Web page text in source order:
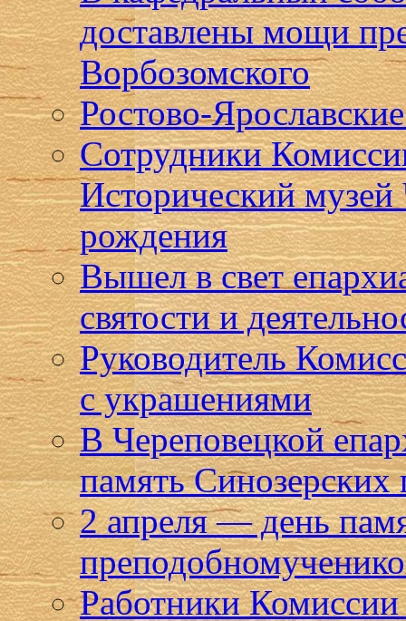
доставлены мощи
Ворбозомского
Ростово-
Сотрудники
Исторический
рождения
Вышел в свет
святости и
Руководитель
с украшениями
В Череповецкой
память
2 апреля — день
Работники Комиссии